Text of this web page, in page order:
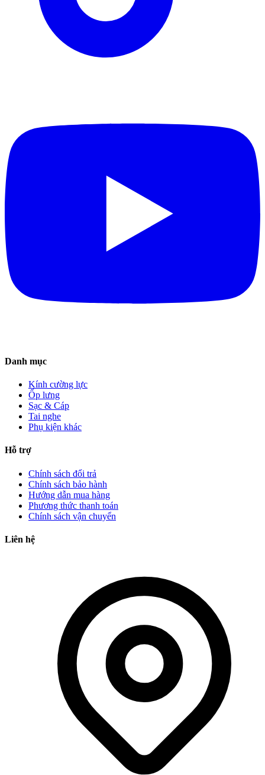
Danh mục
Kính cường lực
Ốp lưng
Sạc & Cáp
Tai nghe
Phụ kiện khác
Hỗ trợ
Chính sách đổi trả
Chính sách bảo hành
Hướng dẫn mua hàng
Phương thức thanh toán
Chính sách vận chuyển
Liên hệ